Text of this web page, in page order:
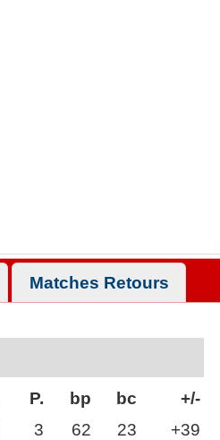
Matches Retours
P. bp bc
+/-
3 62 23
+39